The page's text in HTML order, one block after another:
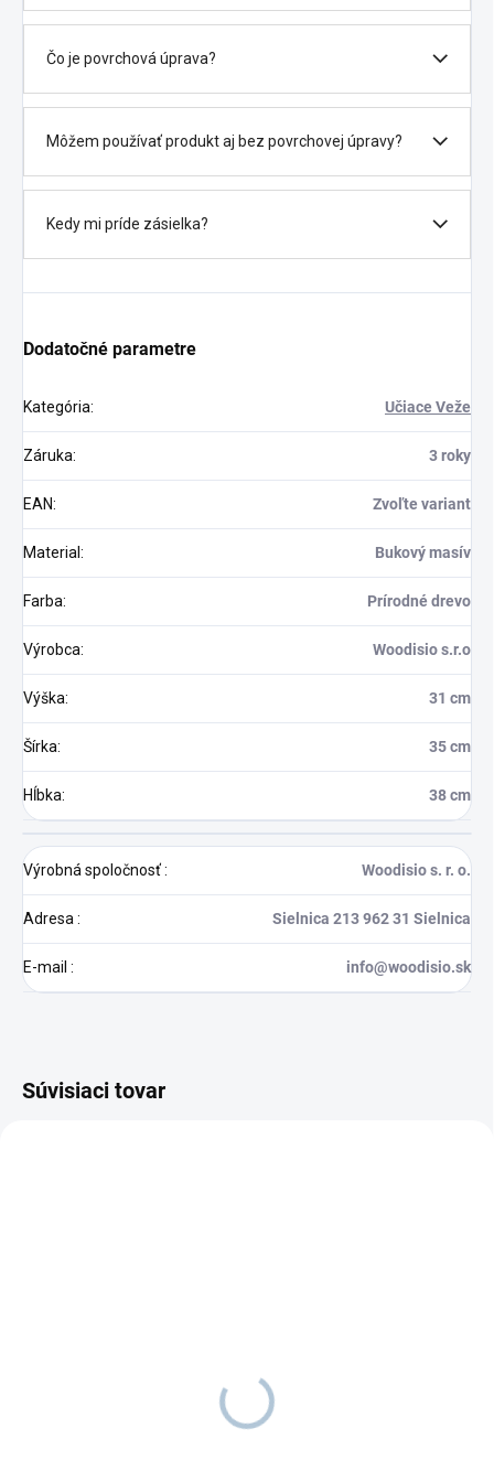
Súvisiaci tovar
Čo je povrchová úprava?
Môžem používať produkt aj bez povrchovej úpravy?
Kedy mi príde zásielka?
Dodatočné parametre
Kategória: Učiace Veže
Záruka: 3 roky
EAN: Zvoľte variant
Material: Bukový masív
Farba: Prírodné drevo
Výrobca: Woodisio s.r.o
Výška: 31 cm
Šírka: 35 cm
Hĺbka: 38 cm
Výrobná spoločnosť: Woodisio s. r. o.
Adresa: Sielnica 213 962 31 Sielnica
E-mail : info@woodisio.sk